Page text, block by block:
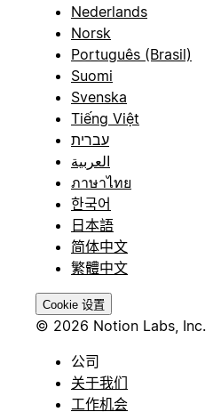
Nederlands
Norsk
Português (Brasil)
Suomi
Svenska
Tiếng Việt
עברית
العربية
ภาษาไทย
한국어
日本語
简体中文
繁體中文
Cookie 设置
© 2026 Notion Labs, Inc.
公司
关于我们
工作机会